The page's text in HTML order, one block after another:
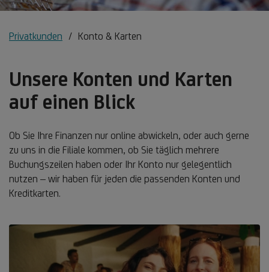
Privatkunden Konto & Karten
Unsere Konten und Karten
auf einen Blick
Ob Sie Ihre Finanzen nur online abwickeln, oder auch gerne
zu uns in die Filiale kommen, ob Sie täglich mehrere
Buchungszeilen haben oder Ihr Konto nur gelegentlich
nutzen – wir haben für jeden die passenden Konten und
Kreditkarten.